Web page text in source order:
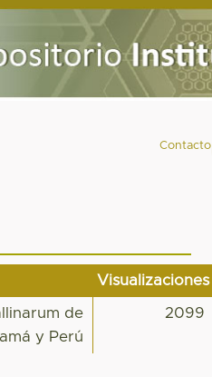
Contacto
Visualizaciones
de
y Perú
2099